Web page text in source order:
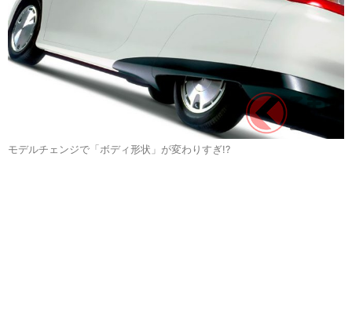
モデルチェンジで「ボディ形状」が変わりすぎ!?